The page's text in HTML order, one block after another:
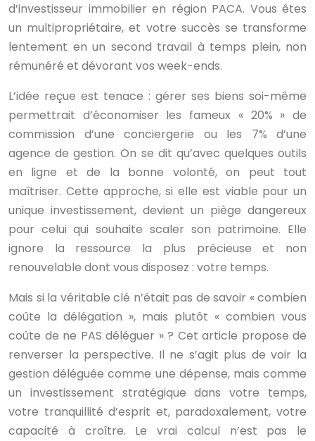
d’investisseur immobilier en région PACA. Vous êtes
un multipropriétaire, et votre succès se transforme
lentement en un second travail à temps plein, non
rémunéré et dévorant vos week-ends.
L’idée reçue est tenace : gérer ses biens soi-même
permettrait d’économiser les fameux « 20% » de
commission d’une conciergerie ou les 7% d’une
agence de gestion. On se dit qu’avec quelques outils
en ligne et de la bonne volonté, on peut tout
maîtriser. Cette approche, si elle est viable pour un
unique investissement, devient un piège dangereux
pour celui qui souhaite scaler son patrimoine. Elle
ignore la ressource la plus précieuse et non
renouvelable dont vous disposez : votre temps.
Mais si la véritable clé n’était pas de savoir « combien
coûte la délégation », mais plutôt « combien vous
coûte de ne PAS déléguer » ? Cet article propose de
renverser la perspective. Il ne s’agit plus de voir la
gestion déléguée comme une dépense, mais comme
un investissement stratégique dans votre temps,
votre tranquillité d’esprit et, paradoxalement, votre
capacité à croître. Le vrai calcul n’est pas le